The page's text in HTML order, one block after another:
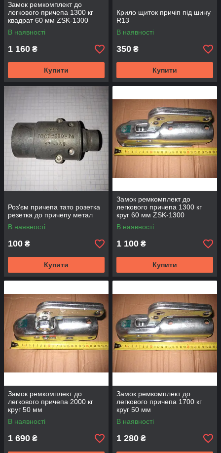
Замок ремкомплект до
легкового причепа 1300 кг
квадрат 60 мм ZSK-1300
В наявності
1 160 ₴
Купити
Крило щиток причіп під шину
R13
В наявності
350 ₴
Купити
Роз'єм причепа тато розетка
резетка до причепу метал
В наявності
100 ₴
Купити
Замок ремкомплект до
легкового причепа 1300 кг
круг 60 мм ZSK-1300
В наявності
1 100 ₴
Купити
Замок ремкомплект до
легкового причепа 2000 кг
круг 50 мм
В наявності
1 690 ₴
Замок ремкомплект до
легкового причепа 1700 кг
круг 50 мм
В наявності
1 280 ₴